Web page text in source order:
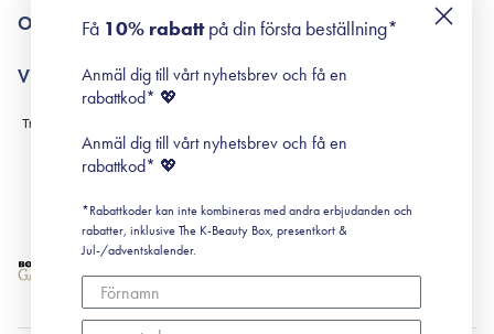
Retinol för nybörjare
Om Surisuri
Black Friday
Villkor
Leverans & Retur
Köpvillkor
Prenumerationsvillkor
Cookiepolicy
Få 10% rabattpå din första beställning*
Anmäl dig till vårt nyhetsbrev och få en
rabattkod* 💖
Anmäl dig till vårt nyhetsbrev och få en
rabattkod* 💖
*Rabattkoder kan inte kombineras med andra erbjudanden och
rabatter, inklusive The K-Beauty Box, presentkort &
Jul-/adventskalender.